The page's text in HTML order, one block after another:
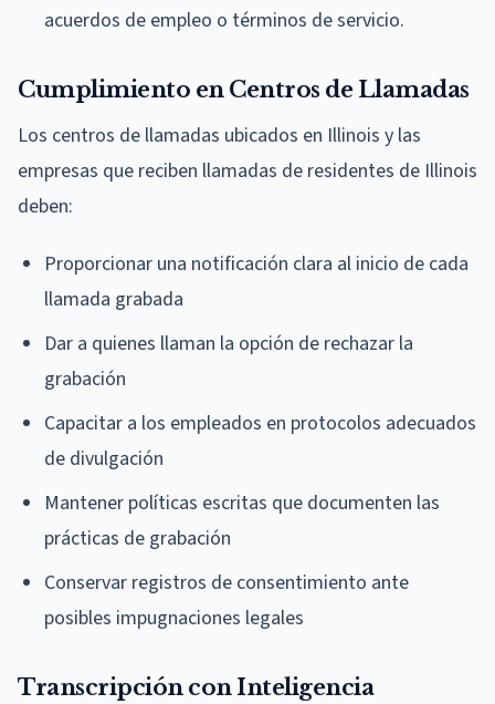
acuerdos de empleo o términos de servicio.
Cumplimiento en Centros de Llamadas
Los centros de llamadas ubicados en Illinois y las
empresas que reciben llamadas de residentes de Illinois
deben:
Proporcionar una notificación clara al inicio de cada
llamada grabada
Dar a quienes llaman la opción de rechazar la
grabación
Capacitar a los empleados en protocolos adecuados
de divulgación
Mantener políticas escritas que documenten las
prácticas de grabación
Conservar registros de consentimiento ante
posibles impugnaciones legales
Transcripción con Inteligencia